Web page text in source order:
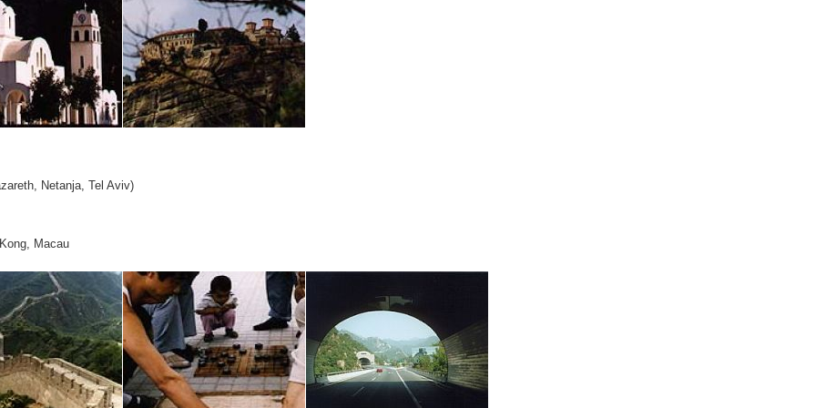
Netanja, Tel Aviv)
Macau